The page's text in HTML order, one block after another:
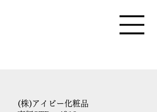
(株)アイビー化粧品